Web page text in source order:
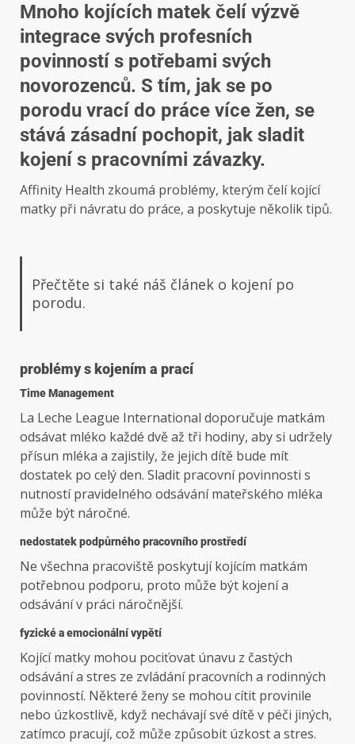
Mnoho kojících matek čelí výzvě
integrace svých profesních
povinností s potřebami svých
novorozenců. S tím, jak se po
porodu vrací do práce více žen, se
stává zásadní pochopit, jak sladit
kojení s pracovními závazky.
Affinity Health zkoumá problémy, kterým čelí kojící
matky při návratu do práce, a poskytuje několik tipů.
Přečtěte si také náš článek o kojení po
porodu.
problémy s kojením a prací
Time Management
La Leche League International doporučuje matkám
odsávat mléko každé dvě až tři hodiny, aby si udržely
přísun mléka a zajistily, že jejich dítě bude mít
dostatek po celý den. Sladit pracovní povinnosti s
nutností pravidelného odsávání mateřského mléka
může být náročné.
nedostatek podpůrného pracovního prostředí
Ne všechna pracoviště poskytují kojícím matkám
potřebnou podporu, proto může být kojení a
odsávání v práci náročnější.
fyzické a emocionální vypětí
Kojící matky mohou pociťovat únavu z častých
odsávání a stres ze zvládání pracovních a rodinných
povinností. Některé ženy se mohou cítit provinile
nebo úzkostlivě, když nechávají své dítě v péči jiných,
zatímco pracují, což může způsobit úzkost a stres.